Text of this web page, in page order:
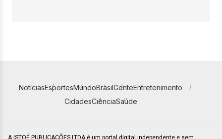
NotíciasEsportesMundoBrasilGenteEntretenimento
CidadesCiênciaSaúde
A ISTOÉ PUBLICAÇÕES LTDA é um portal digital independente e sem